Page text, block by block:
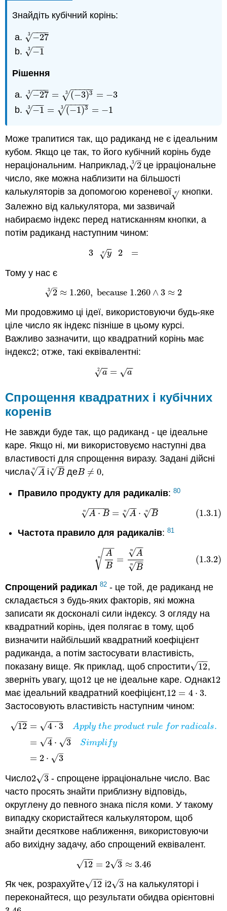
Знайдіть кубічний корінь:
−27
− −
−−
√
3
−273
−1
−−
−
√
3
−13
Рішення
−27
− −
−−
√
3 = (−3)3
− −
−−−
√
3 = −3
−273= (− 3)33=−3
−1
−−
−
√
3 = (−1)3
− −
−−−
√
3 = −1
−13= (− 1)33=−1
Може трапитися так, що радиканд не є ідеальним
кубом. Якщо це так, то його кубічний корінь буде
нераціональним. Наприклад,
2
–
√
3
23 це ірраціональне
число, яке можна наблизити на більшості
калькуляторів за допомогою кореневої√
x
x кнопки.
Залежно від калькулятора, ми зазвичай
набираємо індекс перед натисканням кнопки, а
потім радиканд наступним чином:
3 y
√
x 2 =
3 x2=
Тому у нас є
2
–
√
3 ≈ 1.260, because 1.260 ∧ 3 ≈ 2
23≈ 1.260,because1.260∧3 ≈2
Ми продовжимо ці ідеї, використовуючи будь-яке
ціле число як індекс пізніше в цьому курсі.
Важливо зазначити, що квадратний корінь має
індекс2
2; отже, такі еквівалентні:
a
−
−
√
2 = a
−
−
√
a2= a
Спрощення квадратних і кубічних
коренів
Не завжди буде так, що радиканд - це ідеальне
каре. Якщо ні, ми використовуємо наступні два
властивості для спрощення виразу. Задані дійсні
числа
A
−
−
√
n
An і B
−
−
√
n
Bn деB ≠ 0
B≠0 ,
Правило продукту для радикалів:80
A ⋅ B
− −
−−
√
n = A
−
−
√
n ⋅ B
−
−
√
n (1.3.1)
(1.3.1)A⋅Bn=An⋅Bn
Частота правило для радикалів:81
A
B
−−
√
n =
A
−
−
√
n
B
−
−
√
n (1.3.2)
(1.3.2)A =An
Спрощений радикал 82 - це той, де радиканд не
складається з будь-яких факторів, які можна
записати як досконалі сили індексу. З огляду на
квадратний корінь, ідея полягає в тому, щоб
визначити найбільший квадратний коефіцієнт
радиканда, а потім застосувати властивість,
показану вище. Як приклад, щоб спростити
12
−−
√
12
,
зверніть увагу, що12
12 це не ідеальне каре. Однак12
12
має ідеальний квадратний коефіцієнт,12 = 4 ⋅ 3
12 =4 ⋅3
.
Застосовують властивість наступним чином:
12
−−
√ = 4 ⋅ 3
− −
−
√ Apply the product rule for radicals.
=
4
–
√ ⋅ 3
–
√ Simplify
= 2 ⋅ 3
–
√
12=4⋅ 3Appl y th produc truleforradic als.= 4⋅3Simplify=2
Число2 3
–
√
23
- спрощене ірраціональне число. Вас
часто просять знайти приблизну відповідь,
округлену до певного знака після коми. У такому
випадку скористайтеся калькулятором, щоб
знайти десяткове наближення, використовуючи
або вихідну задачу, або спрощений еквівалент.
12
−−
√ = 2 3
–
√ ≈ 3.46
12=23≈3.46
Як чек, розрахуйте
12
−−
√
12 і2 3
–
√
23
на калькуляторі і
переконайтеся, що результати обидва орієнтовні